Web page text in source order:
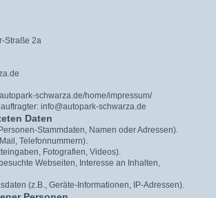
Straße 2a
schwarza.de/home/impressum/
info@autopark-schwarza.de
Daten
Stammdaten, Namen oder Adressen).
Telefonnummern).
Fotografien, Videos).
Webseiten, Interesse an Inhalten,
(z.B., Geräte-Informationen, IP-Adressen).